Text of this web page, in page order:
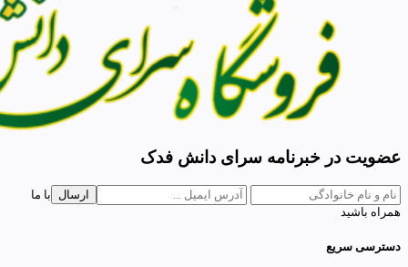
عضویت در خبرنامه سرای دانش فدک
ارسال
با ما
همراه باشید
دسترسی سریع